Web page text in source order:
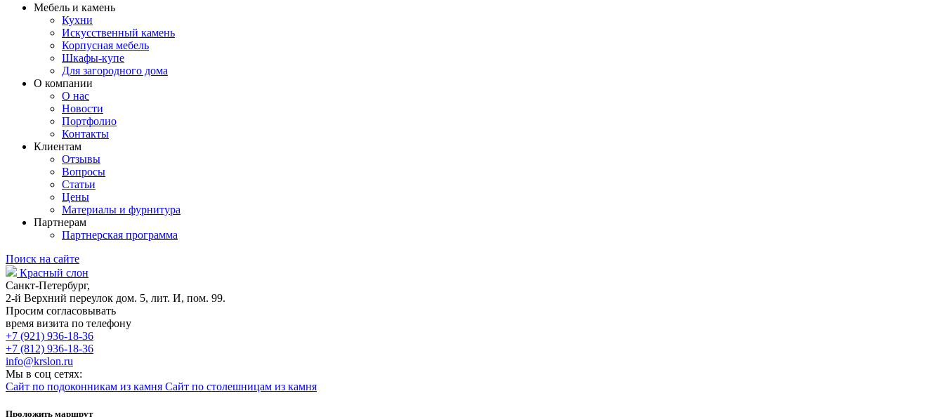
Мебель и камень
Кухни
Искусственный камень
Корпусная мебель
Шкафы-купе
Для загородного дома
О компании
О нас
Новости
Портфолио
Контакты
Клиентам
Отзывы
Вопросы
Статьи
Цены
Материалы и фурнитура
Партнерам
Партнерская программа
Поиск на сайте
Красный слон
Санкт-Петербург,
2-й Верхний переулок дом. 5, лит. И, пом. 99.
Просим согласовывать
время визита по телефону
+7 (921) 936-18-36
+7 (812) 936-18-36
info@krslon.ru
Мы в соц сетях:
Сайт по подоконникам из камня Сайт по столешницам из камня
Проложить маршрут